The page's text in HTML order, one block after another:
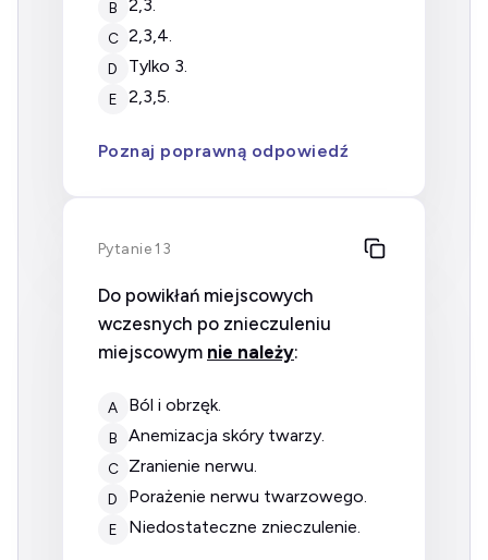
B 2,3.
C 2,3,4.
D tylko 3.
E 2,3,5.
Poznaj poprawną odpowiedź
Pytanie 13
Do powikłań miejscowych
wczesnych po znieczuleniu
miejscowym nie należy:
A ból i obrzęk.
B anemizacja skóry twarzy.
C zranienie nerwu.
D porażenie nerwu twarzowego.
E niedostateczne znieczulenie.